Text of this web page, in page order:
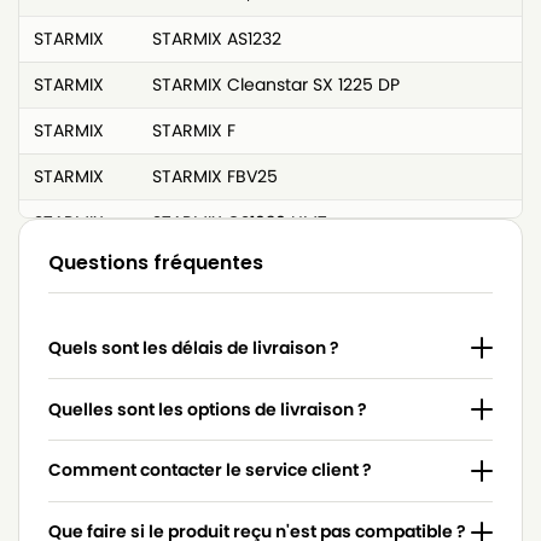
STARMIX
STARMIX AS1232
STARMIX
STARMIX Cleanstar SX 1225 DP
STARMIX
STARMIX F
STARMIX
STARMIX FBV25
STARMIX
STARMIX GS1030 HMT
STARMIX
STARMIX GS1032 HK
STARMIX
STARMIX GS1232 HMT
STARMIX
STARMIX GS1232 ST
STARMIX
STARMIX GSL-1232 HMT
Questions fréquentes
Quels sont les délais de livraison ?
Quelles sont les options de livraison ?
Comment contacter le service client ?
Que faire si le produit reçu n'est pas compatible ?